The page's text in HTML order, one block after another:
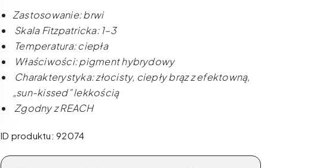
Zastosowanie: brwi
Skala Fitzpatricka: 1–3
Temperatura: ciepła
Właściwości: pigment hybrydowy
Charakterystyka: złocisty, ciepły brąz z efektowną,
„sun-kissed” lekkością
Zgodny z REACH
ID produktu: 92074